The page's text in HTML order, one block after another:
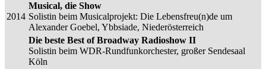
2014
Musical, die Show
Solistin beim Musicalprojekt: Die Lebensfreu(n)de um
Alexander Goebel, Ybbsiade, Niederösterreich
Die beste Best of Broadway Radioshow II
Solistin beim WDR-Rundfunkorchester, großer Sendesaal
Köln